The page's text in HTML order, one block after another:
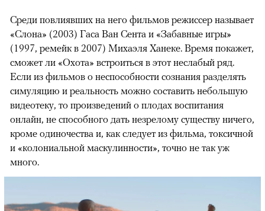
Среди повлиявших на него фильмов режиссер называет
«Слона» (2003) Гаса Ван Сента и «Забавные игры»
(1997, ремейк в 2007) Михаэля Ханеке. Время покажет,
сможет ли «Охота» встроиться в этот неслабый ряд.
Если из фильмов о неспособности сознания разделять
симуляцию и реальность можно составить небольшую
видеотеку, то произведений о плодах воспитания
онлайн, не способного дать незрелому существу ничего,
кроме одиночества и, как следует из фильма, токсичной
и «колониальной маскулинности», точно не так уж
много.